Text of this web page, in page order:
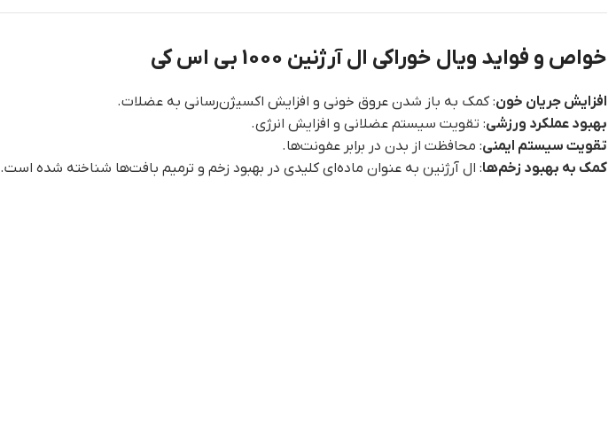
خواص و فواید ویال خوراکی ال آرژنین 1000 بی اس کی
افزایش جریان خون: کمک به باز شدن عروق خونی و افزایش اکسیژن‌رسانی به عضلات.
بهبود عملکرد ورزشی: تقویت سیستم عضلانی و افزایش انرژی.
تقویت سیستم ایمنی: محافظت از بدن در برابر عفونت‌ها.
کمک به بهبود زخم‌ها: ال آرژنین به عنوان ماده‌ای کلیدی در بهبود زخم و ترمیم بافت‌ها شناخته شده است.